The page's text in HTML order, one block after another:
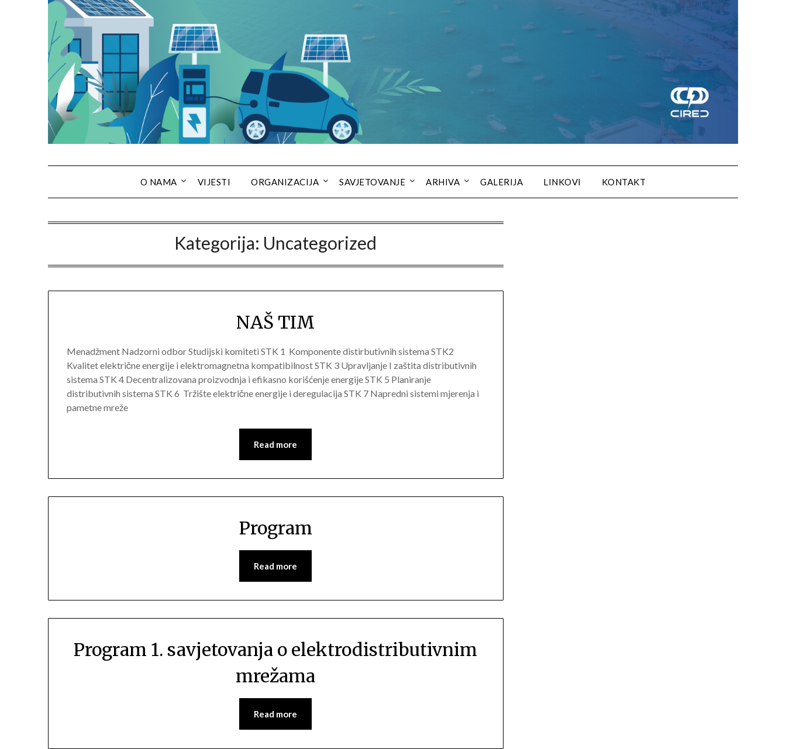
O NAMA VIJESTI ORGANIZACIJA SAVJETOVANJE ARHIVA GALERIJA LINKOVI KONTAKT
Kategorija: Uncategorized
NAŠ TIM
Menadžment Nadzorni odbor Studijski komiteti STK 1 Komponente distirbutivnih sistema STK2
Kvalitet električne energije i elektromagnetna kompatibilnost STK 3 Upravljanje I zaštita distributivnih
sistema STK 4 Decentralizovana proizvodnja i efikasno korišćenje energije STK 5 Planiranje
distributivnih sistema STK 6 Tržište električne energije i deregulacija STK 7 Napredni sistemi mjerenja i
pametne mreže
Read more
Program
Read more
Program 1. savjetovanja o elektrodistributivnim
mrežama
Read more